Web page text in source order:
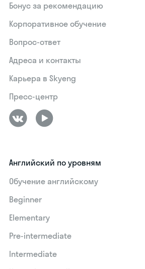
Бонус за рекомендацию
Корпоративное обучение
Вопрос-ответ
Адреса и контакты
Карьера в Skyeng
Пресс-центр
Английский по уровням
Обучение английскому
Beginner
Elementary
Pre-intermediate
Intermediate